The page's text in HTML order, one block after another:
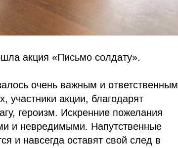
акция «Письмо солдату».
очень важным и ответственным
участники акции, благодарят
героизм. Искренние пожелания
и невредимыми. Напутственные
и навсегда оставят свой след в